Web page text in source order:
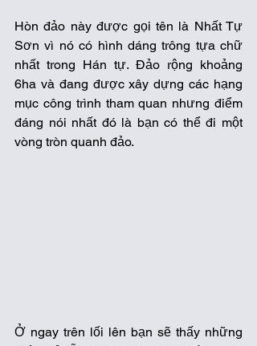
Hòn đảo này được gọi tên là Nhất Tự
Sơn vì nó có hình dáng trông tựa chữ
nhất trong Hán tự. Đảo rộng khoảng
6ha và đang được xây dựng các hạng
mục công trình tham quan nhưng điểm
đáng nói nhất đó là bạn có thể đi một
vòng tròn quanh đảo.
Ở ngay trên lối lên bạn sẽ thấy những